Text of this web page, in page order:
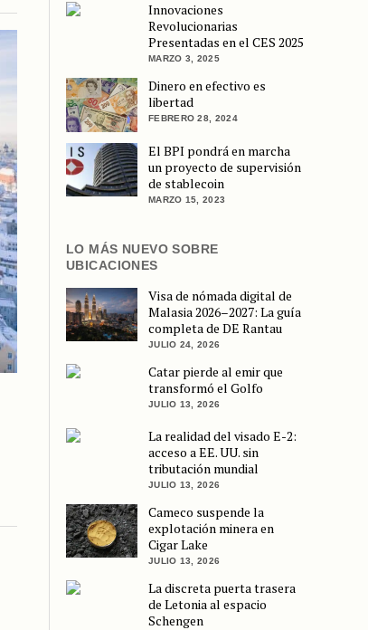
Innovaciones
Revolucionarias
Presentadas en el CES 2025
MARZO 3, 2025
Dinero en efectivo es
libertad
FEBRERO 28, 2024
El BPI pondrá en marcha
un proyecto de supervisión
de stablecoin
MARZO 15, 2023
LO MÁS NUEVO SOBRE
UBICACIONES
Visa de nómada digital de
Malasia 2026–2027: La guía
completa de DE Rantau
JULIO 24, 2026
Catar pierde al emir que
transformó el Golfo
JULIO 13, 2026
La realidad del visado E-2:
acceso a EE. UU. sin
tributación mundial
JULIO 13, 2026
Cameco suspende la
explotación minera en
Cigar Lake
JULIO 13, 2026
La discreta puerta trasera
de Letonia al espacio
Schengen